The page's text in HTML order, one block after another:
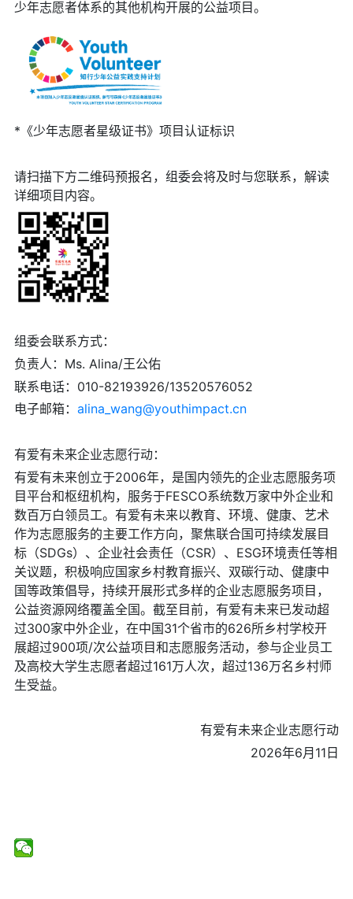
少年志愿者体系的其他机构开展的公益项目。
*《少年志愿者星级证书》项目认证标识
请扫描下方二维码预报名，组委会将及时与您联系，解读
详细项目内容。
组委会联系方式：
负责人：Ms. Alina/王公佑
联系电话：010-82193926/13520576052
电子邮箱： alina_wang@youthimpact.cn
有爱有未来企业志愿行动：
有爱有未来创立于2006年，是国内领先的企业志愿服务项
目平台和枢纽机构，服务于FESCO系统数万家中外企业和
数百万白领员工。有爱有未来以教育、环境、健康、艺术
作为志愿服务的主要工作方向，聚焦联合国可持续发展目
标（SDGs）、企业社会责任（CSR）、ESG环境责任等相
关议题，积极响应国家乡村教育振兴、双碳行动、健康中
国等政策倡导，持续开展形式多样的企业志愿服务项目，
公益资源网络覆盖全国。截至目前，有爱有未来已发动超
过300家中外企业，在中国31个省市的626所乡村学校开
展超过900项/次公益项目和志愿服务活动，参与企业员工
及高校大学生志愿者超过161万人次，超过136万名乡村师
生受益。
有爱有未来企业志愿行动
2026年6月11日